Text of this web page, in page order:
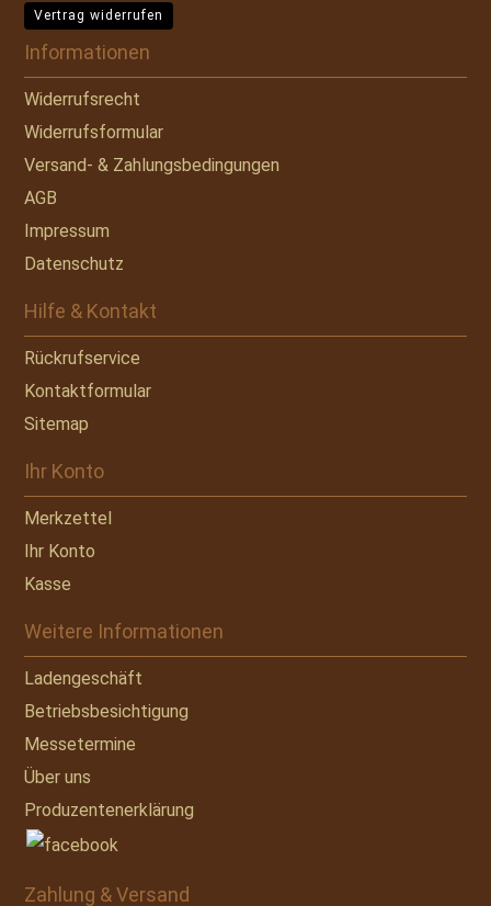
Vertrag widerrufen
Informationen
Widerrufsrecht
Widerrufsformular
Versand- & Zahlungsbedingungen
AGB
Impressum
Datenschutz
Hilfe & Kontakt
Rückrufservice
Kontaktformular
Sitemap
Ihr Konto
Merkzettel
Ihr Konto
Kasse
Weitere Informationen
Ladengeschäft
Betriebsbesichtigung
Messetermine
Über uns
Produzentenerklärung
Zahlung & Versand